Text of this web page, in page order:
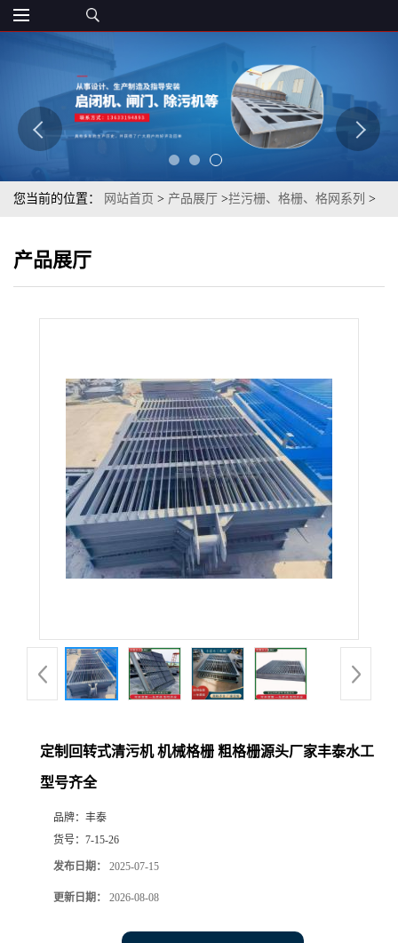
您当前的位置： 网站首页 > 产品展厅 >拦污栅、格栅、格网系列 >
产品展厅
定制回转式清污机 机械格栅 粗格栅源头厂家丰泰水工
型号齐全
品牌： 丰泰
货号： 7-15-26
发布日期： 2025-07-15
更新日期： 2026-08-08